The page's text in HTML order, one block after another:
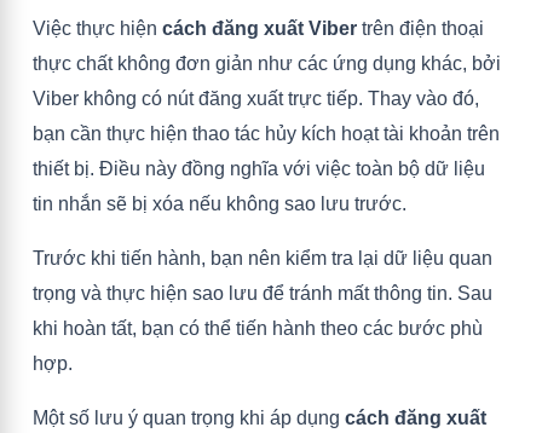
Việc thực hiện cách đăng xuất Viber trên điện thoại
thực chất không đơn giản như các ứng dụng khác, bởi
Viber không có nút đăng xuất trực tiếp. Thay vào đó,
bạn cần thực hiện thao tác hủy kích hoạt tài khoản trên
thiết bị. Điều này đồng nghĩa với việc toàn bộ dữ liệu
tin nhắn sẽ bị xóa nếu không sao lưu trước.
Trước khi tiến hành, bạn nên kiểm tra lại dữ liệu quan
trọng và thực hiện sao lưu để tránh mất thông tin. Sau
khi hoàn tất, bạn có thể tiến hành theo các bước phù
hợp.
Một số lưu ý quan trọng khi áp dụng cách đăng xuất